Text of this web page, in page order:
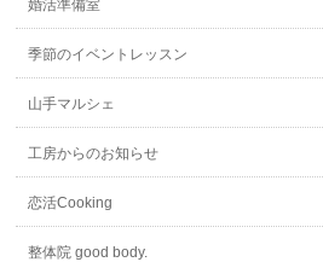
婚活準備室
季節のイベントレッスン
山手マルシェ
工房からのお知らせ
恋活Cooking
整体院 good body.